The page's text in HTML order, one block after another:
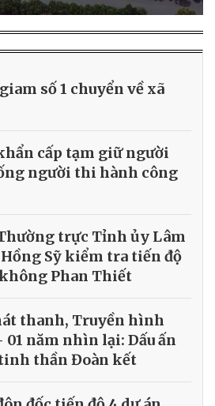
số 1 chuyển về xã
cấp tạm giữ người
người thi hành công
trực Tỉnh ủy Lâm
Sỹ kiểm tra tiến độ
Phan Thiết
thanh, Truyền hình
năm nhìn lại: Dấu ấn
thần Đoàn kết